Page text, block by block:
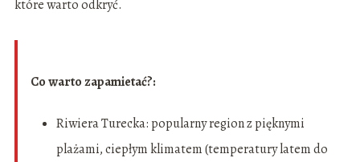
które warto odkryć.
Co warto zapamietać?:
Riwiera Turecka: popularny region z pięknymi
plażami, ciepłym klimatem (temperatury latem do